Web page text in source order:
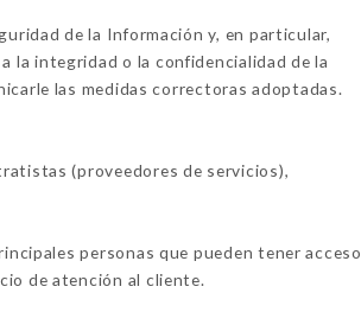
de la Información y, en particular,
la integridad o la confidencialidad de la
las medidas correctoras adoptadas.
(proveedores de servicios),
personas que pueden tener acceso
de atención al cliente.